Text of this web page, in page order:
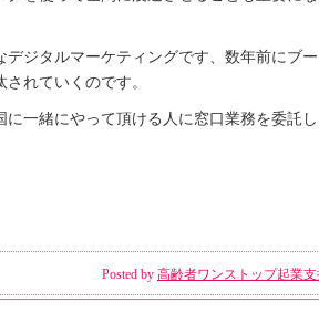
ジタルマーケティングです、数年前にブー
れていくのです。
一緒にやって頂ける人に窓口業務を委託し
Posted by 高齢者ワンストップ起業